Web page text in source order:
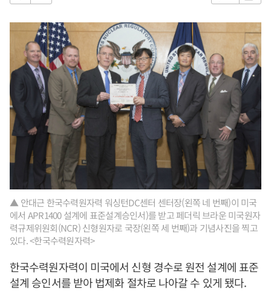
▲ 안대근 한국수력원자력 워싱턴DC센터 센터장(왼쪽 네 번째)이 미국
에서 APR1400 설계에 표준설계승인서)를 받고 페더릭 브라운 미국원자
력규제위원회(NCR) 신형원자로 국장(왼쪽 세 번째)과 기념사진을 찍고
있다. <한국수력원자력>
한국수력원자력이 미국에서 신형 경수로 원전 설계에 표준
설계 승인서를 받아 법제화 절차로 나아갈 수 있게 됐다.